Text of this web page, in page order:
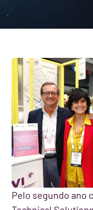
Pelo segundo ano